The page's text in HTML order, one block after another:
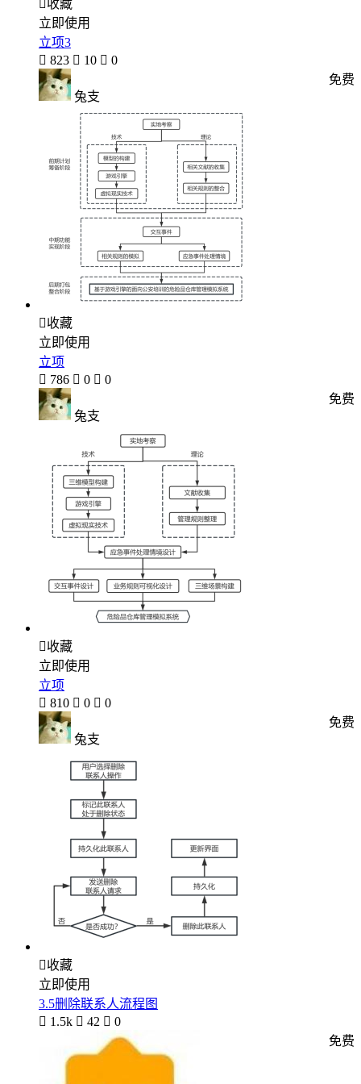
收藏
立即使用
立项3
 823  10  0
兔支
免费
收藏
立即使用
立项
 786  0  0
兔支
免费
收藏
立即使用
立项
 810  0  0
兔支
免费
收藏
立即使用
3.5删除联系人流程图
 1.5k  42  0
免费